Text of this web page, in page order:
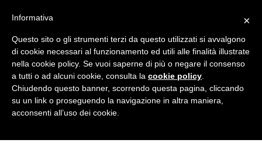
REGISTRATI
HOME
×
Informativa
Questo sito o gli strumenti terzi da questo utilizzati si avvalgono
di cookie necessari al funzionamento ed utili alle finalità illustrate
nella cookie policy. Se vuoi saperne di più o negare il consenso
a tutti o ad alcuni cookie, consulta la cookie policy
Chiudendo questo banner, scorrendo questa pagina, cliccando
su un link o proseguendo la navigazione in altra maniera,
acconsenti all’uso dei cookie.